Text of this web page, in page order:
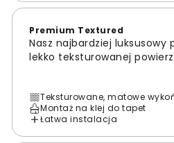
Premium Textured
Nasz najbardziej luksusowy
lekko teksturowanej
Teksturowane, matowe
Montaż na klej do tapet
Łatwa instalacja